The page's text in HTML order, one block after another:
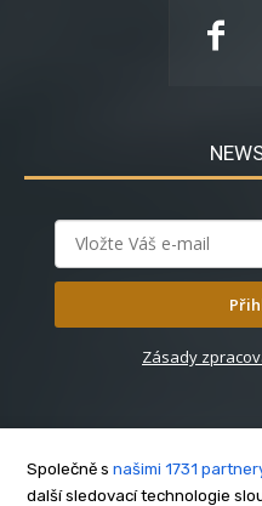
Zásady
Společně s našimi 1731
další sledovací technologie